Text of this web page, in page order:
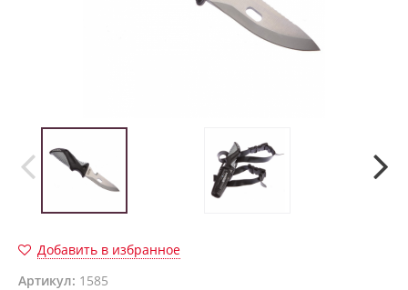
Добавить в избранное
Артикул: 1585